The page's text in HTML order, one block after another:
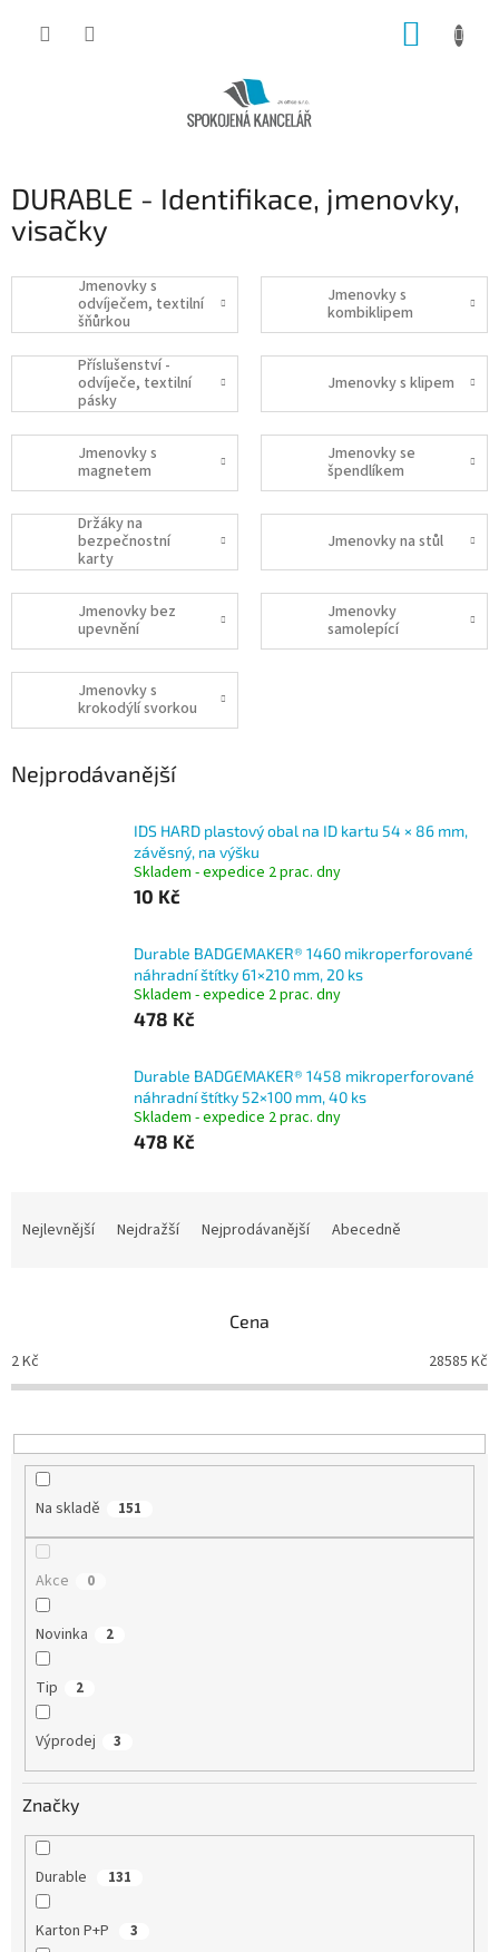
DURABLE - Identifikace, jmenovky,
visačky
Jmenovky s
odvíječem, textilní
šňůrkou
Jmenovky s
kombiklipem
Příslušenství -
odvíječe, textilní
pásky
Jmenovky s klipem
Jmenovky s
magnetem
Jmenovky se
špendlíkem
Držáky na
bezpečnostní
karty
Jmenovky na stůl
Jmenovky bez
upevnění
Jmenovky
samolepící
Jmenovky s
krokodýlí svorkou
Nejprodávanější
IDS HARD plastový obal na ID kartu 54 × 86 mm,
závěsný, na výšku
Skladem - expedice 2 prac. dny
10 Kč
Durable BADGEMAKER® 1460 mikroperforované
náhradní štítky 61×210 mm, 20 ks
Skladem - expedice 2 prac. dny
478 Kč
Durable BADGEMAKER® 1458 mikroperforované
náhradní štítky 52×100 mm, 40 ks
Skladem - expedice 2 prac. dny
478 Kč
p
r
o
u
Nejlevnější Nejdražší Nejprodávanější Abecedně
Cena
2Kč 28585 Kč
Na skladě 151
Akce 0
Novinka 2
Tip 2
Výprodej 3
Značky
Durable 131
Karton P+P 3